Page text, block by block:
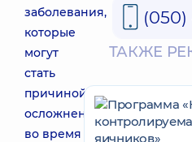
заболевания,
которые
могут
стать
причиной
осложнений
во время
ТАКЖЕ